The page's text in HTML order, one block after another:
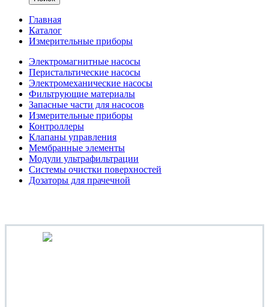
Главная
Каталог
Измерительные приборы
Электромагнитные насосы
Перистальтические насосы
Электромеханические насосы
Фильтрующие материалы
Запасные части для насосов
Измерительные приборы
Контроллеры
Клапаны управления
Мембранные элементы
Модули ультрафильтрации
Системы очистки поверхностей
Дозаторы для прачечной